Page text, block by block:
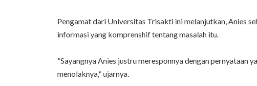
Pengamat dari Universitas Trisakti ini melanjutkan, Anies
informasi yang komprenshif tentang masalah itu.
"Sayangnya Anies justru meresponnya dengan pernyataan
menolaknya," ujarnya.